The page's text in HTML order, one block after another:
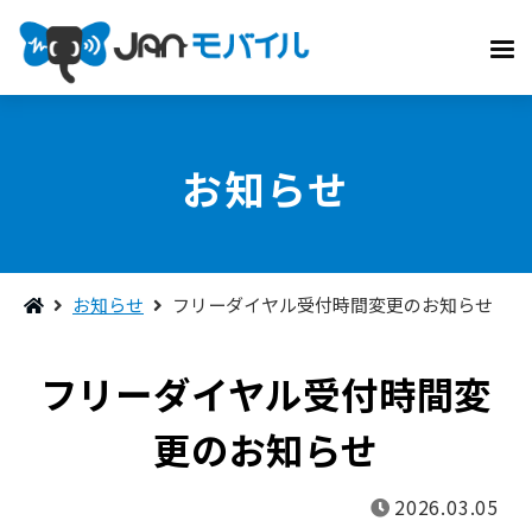
お知らせ
お知らせ フリーダイヤル受付時間変更のお知らせ
フリーダイヤル受付時間変
更のお知らせ
2026.03.05